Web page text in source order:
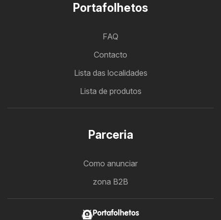
Portafolhetos
FAQ
Contacto
Lista das localidades
Lista de produtos
Parceria
Como anunciar
zona B2B
Portafolhetos